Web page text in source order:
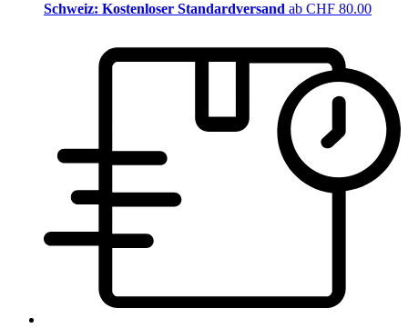
Schweiz: Kostenloser Standardversand ab CHF 80.00